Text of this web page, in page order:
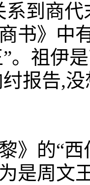
系到商代
书》中
。祖伊
报告,
的“西
是周文